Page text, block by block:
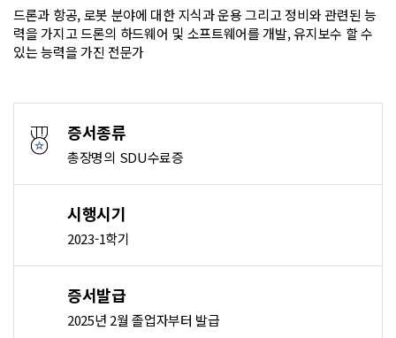
드론과 항공, 로봇 분야에 대한 지식과 운용 그리고 정비와 관련된 능
력을 가지고 드론의 하드웨어 및 소프트웨어를 개발, 유지보수 할 수
있는 능력을 가진 전문가
증서종류
총장명의 SDU수료증
시행시기
2023-1학기
증서발급
2025년 2월 졸업자부터 발급